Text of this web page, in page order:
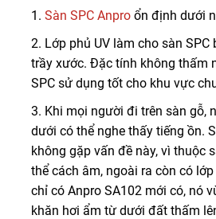
1. Sàn SPC Anpro ổn định dưới
2. Lớp phủ UV làm cho sàn SPC
trầy xước. Đặc tính không thấm
SPC sử dụng tốt cho khu vực
3. Khi mọi người đi trên sàn gỗ,
dưới có thể nghe thấy tiếng ồn.
không gặp vấn đề này, vì thuộc
thể cách âm, ngoài ra còn có
chỉ có Anpro SA102 mới có, nó
khăn hơi ẩm từ dưới đất thấm